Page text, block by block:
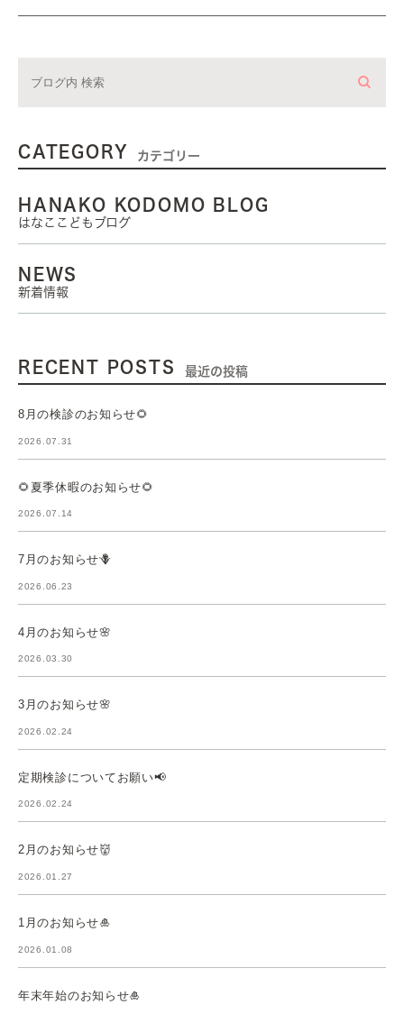
CATEGORY カテゴリー
HANAKO KODOMO BLOG
はなここどもブログ
NEWS
新着情報
RECENT POSTS 最近の投稿
8月の検診のお知らせ🌻
2026.07.31
🌻夏季休暇のお知らせ🌻
2026.07.14
7月のお知らせ🪻
2026.06.23
4月のお知らせ🌸
2026.03.30
3月のお知らせ🌸
2026.02.24
定期検診についてお願い📢
2026.02.24
2月のお知らせ👹
2026.01.27
1月のお知らせ🎍
2026.01.08
年末年始のお知らせ🎍